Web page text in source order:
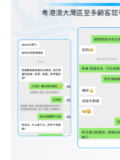
粵港澳大灣區至多顧客